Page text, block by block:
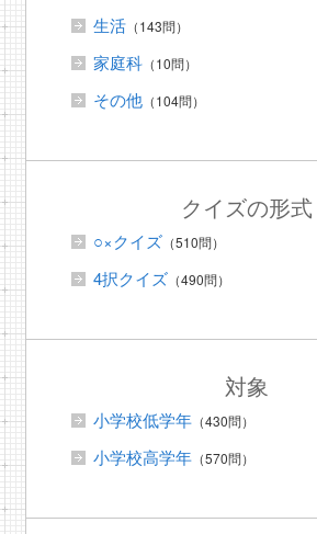
生活（143問）
家庭科（10問）
その他（104問）
クイズの形式
○×クイズ（510問）
4択クイズ（490問）
対象
小学校低学年（430問）
小学校高学年（570問）